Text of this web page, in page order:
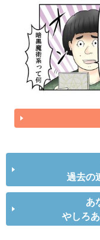
過去の
あ
やしろ